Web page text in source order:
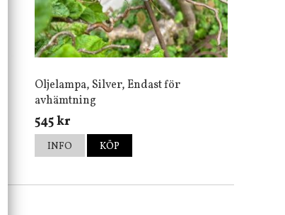
Oljelampa, Silver, Endast för
avhämtning
545 kr
INFO KÖP